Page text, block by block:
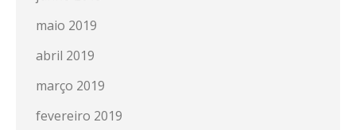
maio 2019
abril 2019
março 2019
fevereiro 2019